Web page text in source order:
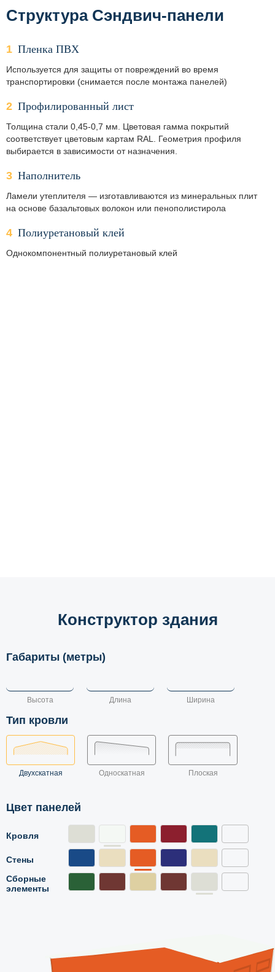
Структура Сэндвич-панели
Пленка ПВХ
Используется для защиты от повреждений во время
транспортировки (снимается после монтажа панелей)
Профилированный лист
Толщина стали 0,45-0,7 мм. Цветовая гамма покрытий
соответствует цветовым картам RAL. Геометрия профиля
выбирается в зависимости от назначения.
Наполнитель
Ламели утеплителя — изготавливаются из минеральных плит
на основе базальтовых волокон или пенополистирола
Полиуретановый клей
Однокомпонентный полиуретановый клей
Конструктор здания
Габариты (метры)
Тип кровли
Двухскатная Односкатная Плоская
Цвет панелей
Кровля
Стены
Сборные
элементы